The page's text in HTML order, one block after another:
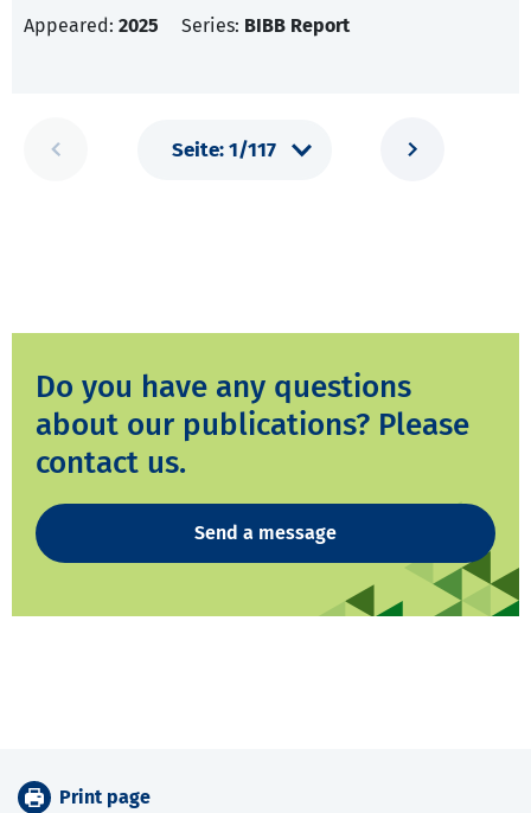
Appeared: 2025 Series: BIBB Report
Do you have any questions
about our publications? Please
contact us.
Send a message
Print page